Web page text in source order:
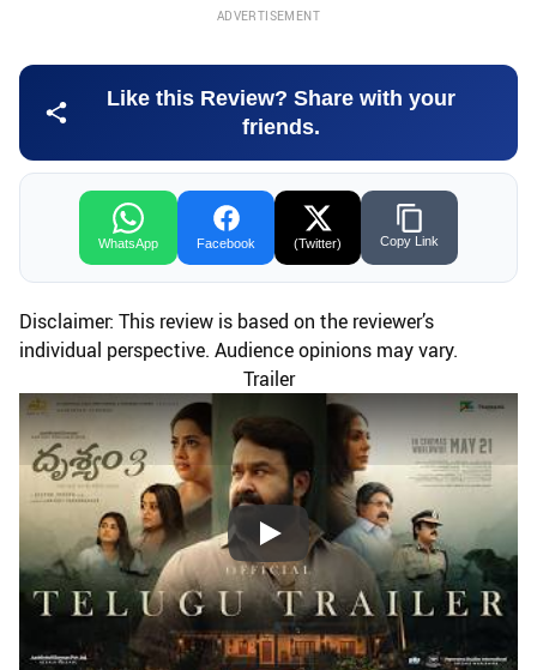
ADVERTISEMENT
Like this Review? Share with your
friends.
WhatsApp Facebook (Twitter) Copy Link
Disclaimer: This review is based on the reviewer’s
individual perspective. Audience opinions may vary.
Trailer
Play